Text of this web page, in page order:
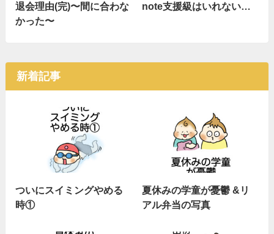
退会理由(完)〜間に合わな
かった〜
note支援級はいれない…
新着記事
ついにスイミングやめる
時①
夏休みの学童が憂鬱 &リ
アル弁当の写真